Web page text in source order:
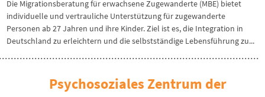
Die Migrationsberatung für erwachsene Zugewanderte (MBE) bietet
individuelle und vertrauliche Unterstützung für zugewanderte
Personen ab 27 Jahren und ihre Kinder. Ziel ist es, die Integration in
Deutschland zu erleichtern und die selbstständige Lebensführung zu...
Psychosoziales Zentrum der